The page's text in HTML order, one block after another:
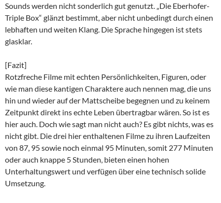
Sounds werden nicht sonderlich gut genutzt. „Die Eberhofer-
Triple Box“ glänzt bestimmt, aber nicht unbedingt durch einen
lebhaften und weiten Klang. Die Sprache hingegen ist stets
glasklar.
[Fazit]
Rotzfreche Filme mit echten Persönlichkeiten, Figuren, oder
wie man diese kantigen Charaktere auch nennen mag, die uns
hin und wieder auf der Mattscheibe begegnen und zu keinem
Zeitpunkt direkt ins echte Leben übertragbar wären. So ist es
hier auch. Doch wie sagt man nicht auch? Es gibt nichts, was es
nicht gibt. Die drei hier enthaltenen Filme zu ihren Laufzeiten
von 87, 95 sowie noch einmal 95 Minuten, somit 277 Minuten
oder auch knappe 5 Stunden, bieten einen hohen
Unterhaltungswert und verfügen über eine technisch solide
Umsetzung.